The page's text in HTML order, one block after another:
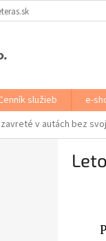
služieb
e-
v autách bez